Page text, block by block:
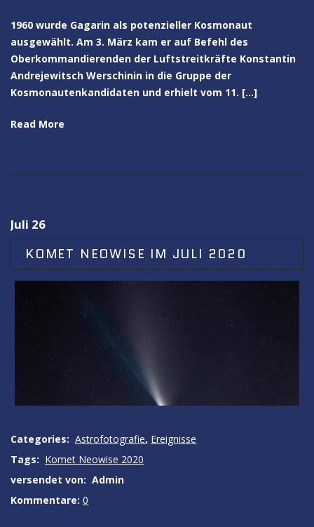
1960 wurde Gagarin als potenzieller Kosmonaut
ausgewählt. Am 3. März kam er auf Befehl des
Oberkommandierenden der Luftstreitkräfte Konstantin
Andrejewitsch Werschinin in die Gruppe der
Kosmonautenkandidaten und erhielt vom 11. […]
Read More
Juli 26
KOMET NEOWISE IM JULI 2020
Categories: Astrofotografie, Ereignisse
Tags: Komet Neowise 2020
versendet von: Admin
Kommentare: 0